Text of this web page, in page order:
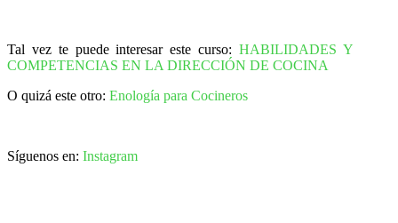
Tal vez te puede interesar este curso:HABILIDADES Y
COMPETENCIAS EN LA DIRECCIÓN DE COCINA
O quizá este otro: Enología para Cocineros
Síguenos en: Instagram